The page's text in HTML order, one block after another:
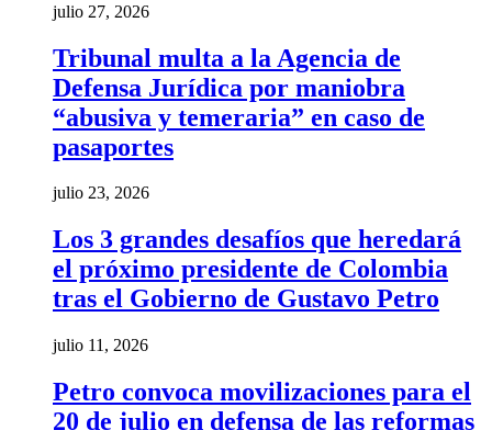
julio 27, 2026
Tribunal multa a la Agencia de
Defensa Jurídica por maniobra
“abusiva y temeraria” en caso de
pasaportes
julio 23, 2026
Los 3 grandes desafíos que heredará
el próximo presidente de Colombia
tras el Gobierno de Gustavo Petro
julio 11, 2026
Petro convoca movilizaciones para el
20 de julio en defensa de las reformas